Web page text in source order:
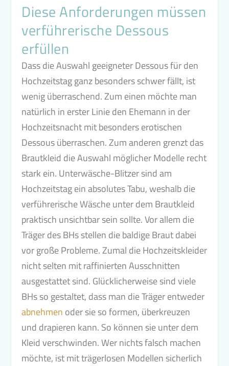
Diese Anforderungen müssen
verführerische Dessous
erfüllen
Dass die Auswahl geeigneter Dessous für den
Hochzeitstag ganz besonders schwer fällt, ist
wenig überraschend. Zum einen möchte man
natürlich in erster Linie den Ehemann in der
Hochzeitsnacht mit besonders erotischen
Dessous überraschen. Zum anderen grenzt das
Brautkleid die Auswahl möglicher Modelle recht
stark ein. Unterwäsche-Blitzer sind am
Hochzeitstag ein absolutes Tabu, weshalb die
verführerische Wäsche unter dem Brautkleid
praktisch unsichtbar sein sollte. Vor allem die
Träger des BHs stellen die baldige Braut dabei
vor große Probleme. Zumal die Hochzeitskleider
nicht selten mit raffinierten Ausschnitten
ausgestattet sind. Glücklicherweise sind viele
BHs so gestaltet, dass man die Träger entweder
abnehmen oder sie so formen, überkreuzen
und drapieren kann. So können sie unter dem
Kleid verschwinden. Wer nichts falsch machen
möchte, ist mit trägerlosen Modellen sicherlich